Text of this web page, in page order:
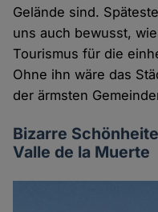
Gelände sind.
uns auch bewusst,
Tourismus für die
Ohne ihn wäre das
der ärmsten
Bizarre
Valle de la Muerte